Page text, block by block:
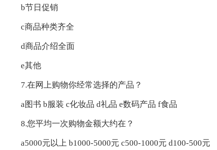
b节日促销
c商品种类齐全
d商品介绍全面
e其他
7.在网上购物你经常选择的产品？
a图书 b服装 c化妆品 d礼品 e数码产品 f食品
8.您平均一次购物金额大约在？
a5000元以上 b1000-5000元 c500-1000元 d100-500元